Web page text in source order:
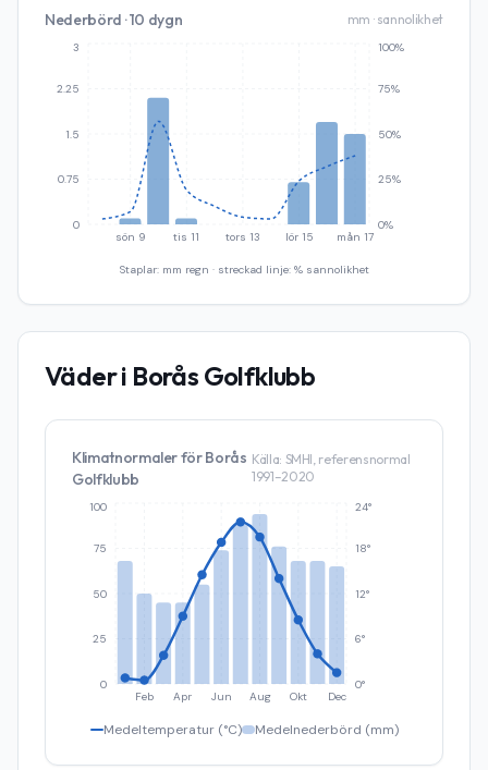
Nederbörd · 10 dygn mm · sannolikhet
sön 9 tis 11 tors 13 lör 15 mån 17
0
0.75
1.5
2.25
3
0%
25%
50%
75%
100%
Staplar: mm regn · streckad linje: % sannolikhet
Väder i Borås Golfklubb
Klimatnormaler förBorås
Golfklubb
Källa: SMHI, referensnormal
1991–2020
Feb Apr Jun Aug Okt Dec
0
25
50
75
100
0°
6°
12°
18°
24°
Medeltemperatur (°C) Medelnederbörd (mm)